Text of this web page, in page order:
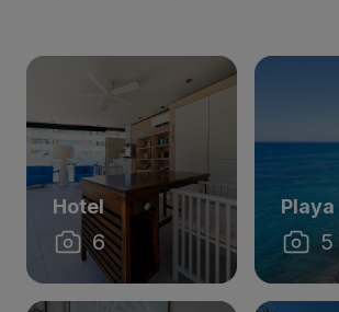
Hotel
6
Playa
5